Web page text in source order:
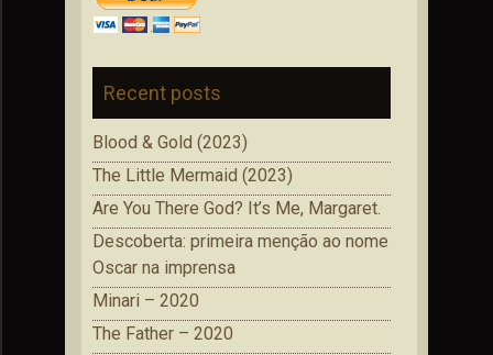
Recent posts
Blood & Gold (2023)
The Little Mermaid (2023)
Are You There God? It’s Me, Margaret.
Descoberta: primeira menção ao nome
Oscar na imprensa
Minari – 2020
The Father – 2020